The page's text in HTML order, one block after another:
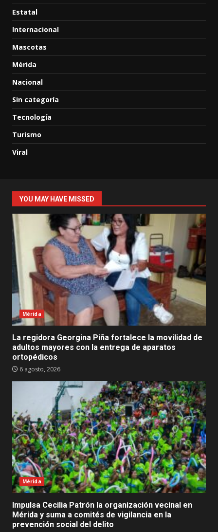
Estatal
Internacional
Mascotas
Mérida
Nacional
Sin categoría
Tecnología
Turismo
Viral
YOU MAY HAVE MISSED
Mérida
La regidora Georgina Piña fortalece la movilidad de
adultos mayores con la entrega de aparatos
ortopédicos
6 agosto, 2026
Mérida
Impulsa Cecilia Patrón la organización vecinal en
Mérida y suma a comités de vigilancia en la
prevención social del delito